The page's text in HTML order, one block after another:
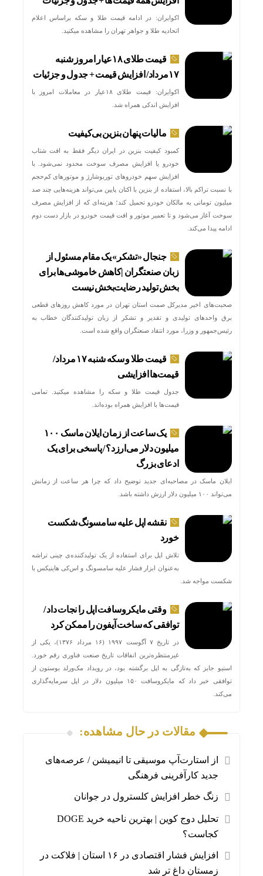
اکوایران: در ادامه قیمت طلا و سکه براساس اعلام
اتحادیه طلا و جواهر تهران را مشاهده میکنید.
قیمت طلای ۱۸عیار امروز شنبه
۱۷مرداد/ افزایش قیمت + جدول و جزئیات
اکوایران: قیمت طلای ۱۸عیار در معاملات امروز با
افزایش اندکی همراه شد.
مالیات پنهان بنزین بی‌کیفیت
کمبود کیفیت بنزین در ایران دیگر فقط به افت شتاب
خودرو یا افزایش مصرف سوخت محدود نمی‌شود. با
افزایش سهم خودروهای توربوشارژ و موتورهای کم‌حجم
با نسبت تراکم بالا، استفاده از بنزین با اکتان پایین می‌تواند هزینه‌هایی چند صد
میلیون تومانی به مالکان خودرو تحمیل کند؛ هزینه‌ای که از افزایش مصرف
سوخت آغاز می‌شود و تا تعمیر موتور و افت قیمت خودرو در بازار دست دوم
ادامه پیدا می‌کند.
جنجال «تشکر» یک مقام مسئول از
زبان صنعتگران |کاهش خاموشی‌ها برای
بخش تولید رضایت‌بخش نیست
صحبت‌های اخیر مدیرکل صمت استان تهران در مورد کاهش روزهای قطعی
برق واحدهای تولیدی و تقدیر و تشکر از زبان تولیدکنندگان خطاب به
رئیس‌جمهور و وزرا، مورد انتقاد صنعتگران واقع شده است.
قیمت طلا و سکه شنبه ۱۷ مرداد/
قیمت‌ها افزایشی
جدول قیمت طلا و سکه را مشاهده میکنید. تمامی
قیمت‌ها با افزایش همراه بوده‌اند.
یک ساعت از زمان ایلان ماسک ۱۰۰
میلیون دلار می‌ارزد؟ / پاسخی برای یک
ادعای بزرگ
ایلان ماسک در مصاحبه‌ای جدید توضیح داد که چرا هر ساعت از زمانش
می‌تواند ۱۰۰ میلیون دلار ارزش داشته باشد.
نقشه اپل علیه سامسونگ شکست
خورد
تلاش اپل برای استفاده از یک تولیدکننده‌ی چینی تراشه
به‌عنوان ابزار فشار علیه سامسونگ و اس‌کی هاینیکس با
شکست مواجه شد.
وقتی مایکروسافت اپل را نجات داد /
توافقی که ساخت آیفون را ممکن کرد
در تاریخ ۷ آگوست ۱۹۹۷ (۱۶ مرداد ۱۳۷۶)، یکی از
غیرمنتظره‌ترین اتفاقات تاریخ صنعت فناوری رقم خورد.
استیو جابز که به‌تازگی به اپل برگشته بود، در رویداد مک‌ورلد بوستون از
توافقی خبر داد که مایکروسافت ۱۵۰ میلیون دلار در اپل سرمایه‌گذاری
می‌کند.
مقالات در حال مشاهده:
از استارت‌آپ موسیقی تا انیمیشن / عرصه‌های
جدید کارآفرینی فرهنگی
زنگ خطر افزایش کلسترول در جوانان
تحلیل دوج کوین | بهترین ناحیه خرید DOGE
کجاست؟
افزایش فشار اقتصادی در ۱۶ استان | فلاکت در
زمستان داغ تر شد